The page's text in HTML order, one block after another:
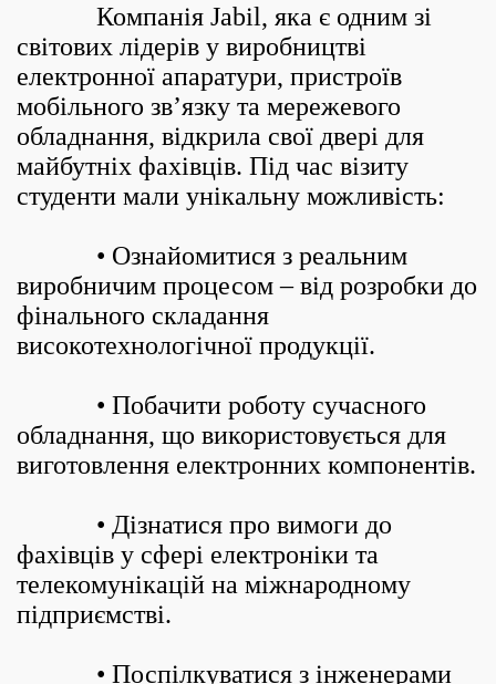
Компанія Jabil, яка є одним зі
світових лідерів у виробництві
електронної апаратури, пристроїв
мобільного зв’язку та мережевого
обладнання, відкрила свої двері для
майбутніх фахівців. Під час візиту
студенти мали унікальну можливість:
• Ознайомитися з реальним
виробничим процесом – від розробки до
фінального складання
високотехнологічної продукції.
• Побачити роботу сучасного
обладнання, що використовується для
виготовлення електронних компонентів.
• Дізнатися про вимоги до
фахівців у сфері електроніки та
телекомунікацій на міжнародному
підприємстві.
• Поспілкуватися з інженерами